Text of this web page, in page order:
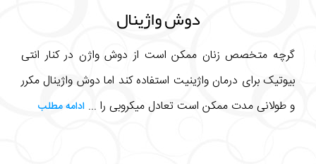
دوش واژینال
گرچه متخصص زنان ممکن است از دوش واژن در کنار انتی
بیوتیک برای درمان واژینیت استفاده کند اما دوش واژینال مکرر
و طولانی مدت ممکن است تعادل میکروبی را ... ادامه مطلب